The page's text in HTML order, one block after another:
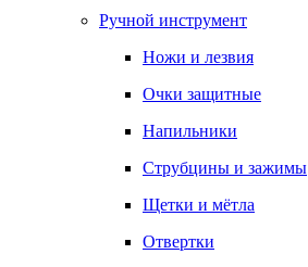
Ручной инструмент
Ножи и лезвия
Очки защитные
Напильники
Струбцины и зажимы
Щетки и мётла
Отвертки